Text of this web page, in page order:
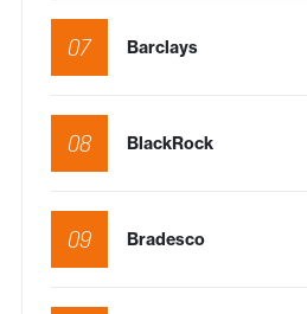
07 Barclays
08 BlackRock
09 Bradesco